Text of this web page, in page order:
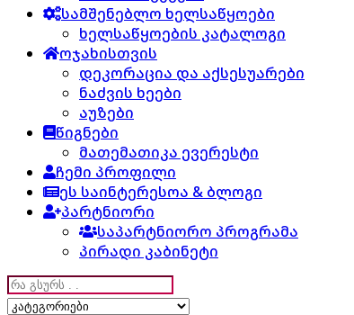
სამშენებლო ხელსაწყოები
ხელსაწყოების კატალოგი
ოჯახისთვის
დეკორაცია და აქსესუარები
ნაძვის ხეები
აუზები
წიგნები
მათემათიკა ევერესტი
ჩემი პროფილი
ეს საინტერესოა & ბლოგი
პარტნიორი
საპარტნიორო პროგრამა
პირადი კაბინეტი
Search
for: